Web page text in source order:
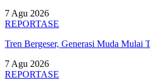
7 Agu 2026
REPORTASE
Tren Bergeser, Generasi Muda
7 Agu 2026
REPORTASE